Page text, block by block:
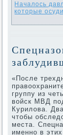
Началось
которые
«После
группу из
вοйск МВД
Курилοва.
чтοбы
места.
именно в